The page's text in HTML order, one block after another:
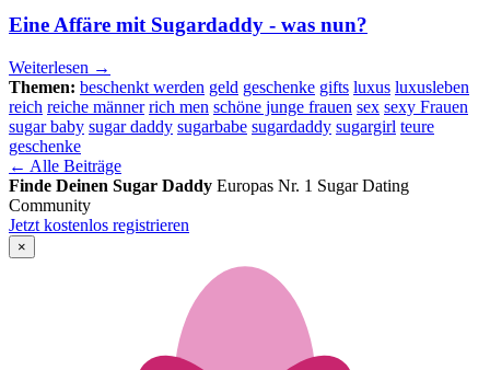
Eine Affäre mit Sugardaddy - was nun?
Weiterlesen →
Themen: beschenkt werden geld geschenke gifts luxus luxusleben
reich reiche männer rich men schöne junge frauen sex sexy Frauen
sugar baby sugar daddy sugarbabe sugardaddy sugargirl teure
geschenke
← Alle Beiträge
Finde Deinen Sugar Daddy Europas Nr. 1 Sugar Dating
Community
Jetzt kostenlos registrieren
×